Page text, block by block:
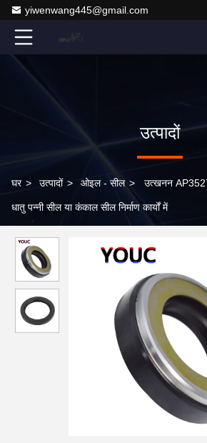
yiwenwang445@gmail.com
उत्पादों
घर > उत्पादों > ओइल - सील > उत्खनन
धातु पन्नी सील या कंकाल सील निर्माण कार्यों में